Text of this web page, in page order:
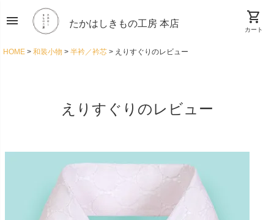
menu たかはしきもの工房 本店 shopping_cart
カート
HOME 和装小物 半衿／衿芯 えりすぐりのレビュー
えりすぐりのレビュー